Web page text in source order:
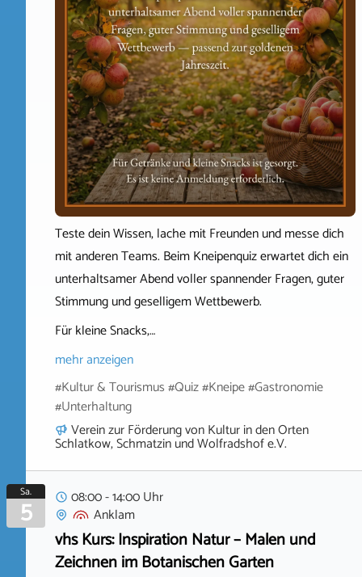
Teste dein Wissen, lache mit Freunden und messe dich
mit anderen Teams. Beim Kneipenquiz erwartet dich ein
unterhaltsamer Abend voller spannender Fragen, guter
Stimmung und geselligem Wettbewerb.
Für kleine Snacks,…
mehr anzeigen
#Kultur & Tourismus #Quiz #Kneipe #Gastronomie
#Unterhaltung
Verein zur Förderung von Kultur in den Orten
Schlatkow, Schmatzin und Wolfradshof e.V.
Sa.
5
08:00 - 14:00 Uhr
Anklam
vhs Kurs: Inspiration Natur – Malen und
Zeichnen im Botanischen Garten